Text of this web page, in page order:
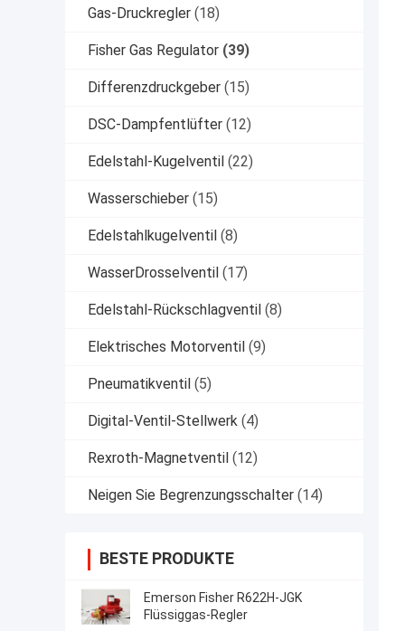
Gas-Druckregler (18)
Fisher Gas Regulator (39)
Differenzdruckgeber (15)
DSC-Dampfentlüfter (12)
Edelstahl-Kugelventil (22)
Wasserschieber (15)
Edelstahlkugelventil (8)
WasserDrosselventil (17)
Edelstahl-Rückschlagventil (8)
Elektrisches Motorventil (9)
Pneumatikventil (5)
Digital-Ventil-Stellwerk (4)
Rexroth-Magnetventil (12)
Neigen Sie Begrenzungsschalter (14)
BESTE PRODUKTE
Emerson Fisher R622H-JGK
Flüssiggas-Regler